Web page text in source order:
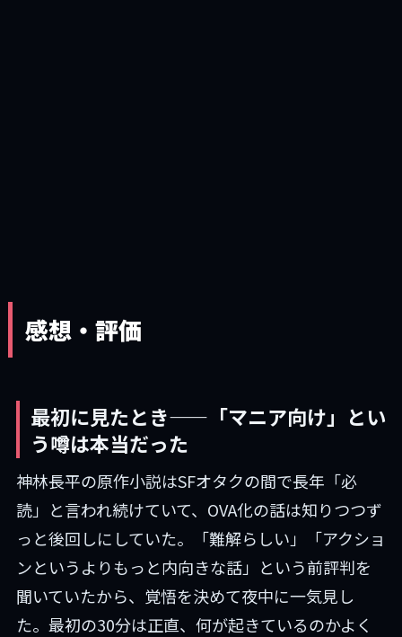
感想・評価
最初に見たとき——「マニア向け」とい
う噂は本当だった
神林長平の原作小説はSFオタクの間で長年「必
読」と言われ続けていて、OVA化の話は知りつつず
っと後回しにしていた。「難解らしい」「アクショ
ンというよりもっと内向きな話」という前評判を
聞いていたから、覚悟を決めて夜中に一気見し
た。最初の30分は正直、何が起きているのかよく